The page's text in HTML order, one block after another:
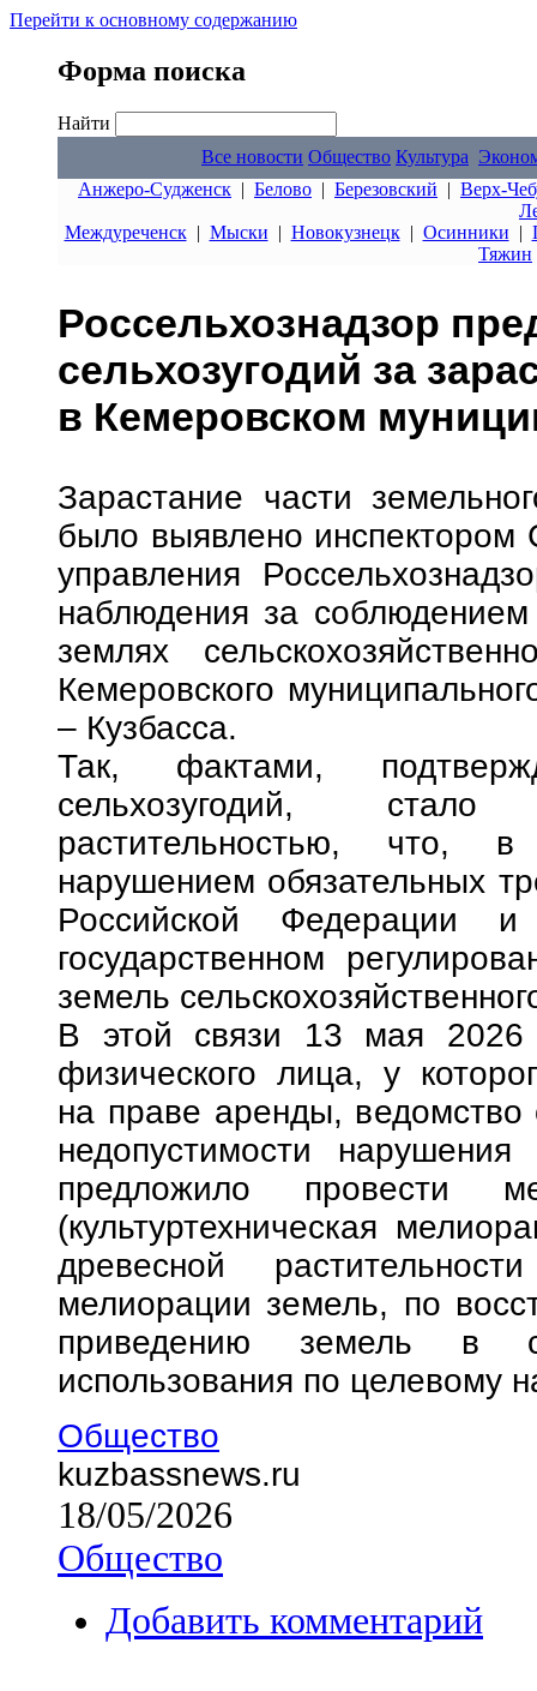
Перейти к основному содержанию
Форма поиска
Найти
Все новости Общество Культура
Анжеро-Судженск | Белово | Березовский | Верх-
Междуреченск| Мыски | Новокузнецк| Осинники |
Тяжин
Россельхознадзор
сельхозугодий за
в Кемеровском
Зарастание части
было выявлено инспектором
управления
наблюдения за
землях
Кемеровского
– Кузбасса.
Так, фактами,
сельхозугодий,
растительностью, что,
нарушением обязательных
Российской Федерации
государственном
земель
В этой связи 13 мая
физического лица, у
на праве аренды,
недопустимости
предложило провести
(культуртехническая
древесной
мелиорации земель, по
приведению земель в
использования по целевому
Общество
kuzbassnews.ru
18/05/2026
Общество
Добавить комментарий